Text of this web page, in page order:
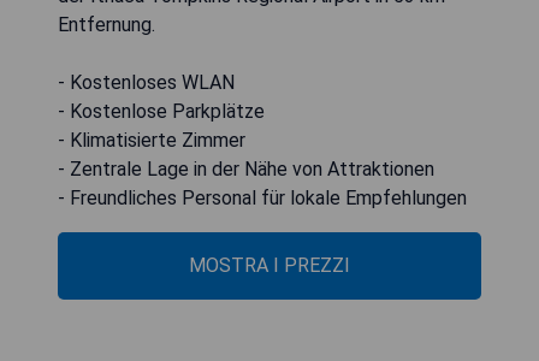
Entfernung.
- Kostenloses WLAN
- Kostenlose Parkplätze
- Klimatisierte Zimmer
- Zentrale Lage in der Nähe von Attraktionen
- Freundliches Personal für lokale Empfehlungen
MOSTRA I PREZZI